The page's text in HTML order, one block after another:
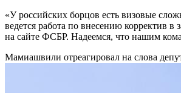
«У российских борцов есть визовые
ведется работа по внесению корректив
на сайте ФСБР. Надеемся, что нашим
Мамиашвили отреагировал на слова